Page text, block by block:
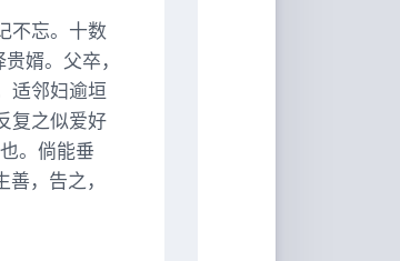
不忘。十数
婿。父卒，
适邻妇逾垣
复之似爱好
。倘能垂
，告之，